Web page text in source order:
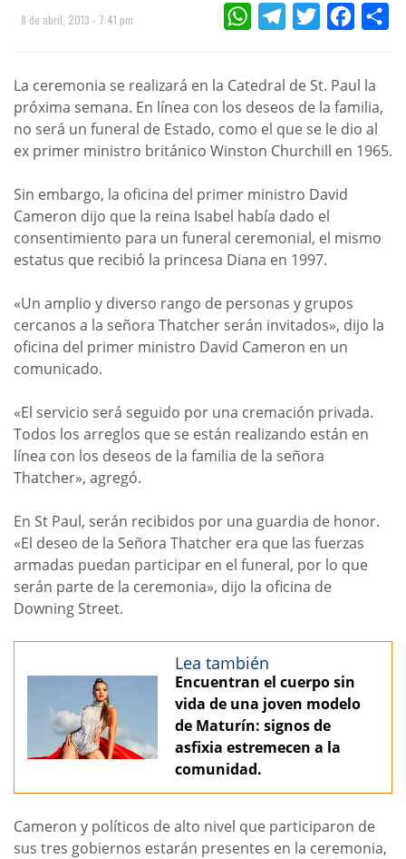
8 de abril, 2013 - 7:41 pm WHATSAPPTELEGRAMTWITTER
La ceremonia se realizará en la Catedral de St. Paul la
próxima semana. En línea con los deseos de la familia,
no será un funeral de Estado, como el que se le dio al
ex primer ministro británico Winston Churchill en 1965.
Sin embargo, la oficina del primer ministro David
Cameron dijo que la reina Isabel había dado el
consentimiento para un funeral ceremonial, el mismo
estatus que recibió la princesa Diana en 1997.
«Un amplio y diverso rango de personas y grupos
cercanos a la señora Thatcher serán invitados», dijo la
oficina del primer ministro David Cameron en un
comunicado.
«El servicio será seguido por una cremación privada.
Todos los arreglos que se están realizando están en
línea con los deseos de la familia de la señora
Thatcher», agregó.
En St Paul, serán recibidos por una guardia de honor.
«El deseo de la Señora Thatcher era que las fuerzas
armadas puedan participar en el funeral, por lo que
serán parte de la ceremonia», dijo la oficina de
Downing Street.
Lea también
Encuentran el cuerpo sin
vida de una joven modelo
de Maturín: signos de
asfixia estremecen a la
comunidad.
Cameron y políticos de alto nivel que participaron de
sus tres gobiernos estarán presentes en la ceremonia,